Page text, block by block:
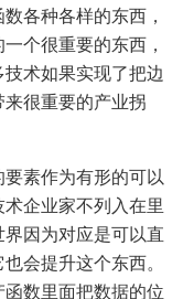
各种各样的东西，
个很重要的东西，
术如果实现了把边
很重要的产业拐
素作为有形的可以
企业家不列入在里
因为对应是可以直
会提升这个东西。
数里面把数据的位